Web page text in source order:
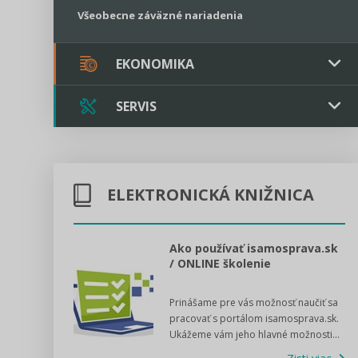
Všeobecne záväzné nariadenia
EKONOMIKA
Verejné obstarávanie
Majetok
Rozpočet
Sociálne podniky
Štátna pomoc
SERVIS
Kontakt
Tlačová agentúra
VIDEO produkcia
ELEKTRONICKÁ KNIŽNICA
Ako používať isamosprava.sk
/ ONLINE školenie
Prinášame pre vás možnosť naučiť sa
pracovať s portálom isamosprava.sk.
Ukážeme vám jeho hlavné možnosti...